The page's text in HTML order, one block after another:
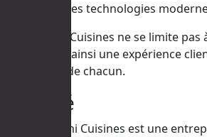
durables et des technologies
De plus, Ami Cuisines ne se limite
garantissant ainsi une expérience
aux besoins de chacun.
Résumé
Ami Cuisines est une